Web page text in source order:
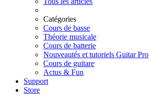
Catégories
Cours de basse
Théorie musicale
Cours de batterie
Nouveautés et tutoriels Guitar Pro
Cours de guitare
Actus & Fun
Support
Store